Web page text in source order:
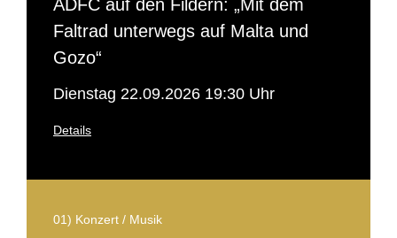
ADFC auf den Fildern: „Mit dem
Faltrad unterwegs auf Malta und
Gozo“
Dienstag 22.09.2026 19:30 Uhr
Details
01) Konzert / Musik